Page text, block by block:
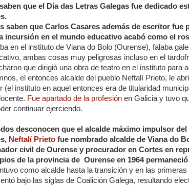
que el Día das Letras Galegas fue dedicado
saben que Carlos Casares además de escritor fue
incursión en el mundo educativo acabó como el
en el instituto de Viana do Bolo (Ourense), falaba
ambas cosas muy peligrosas incluso en el
que dirigió una obra de teatro en el instituto para
el entonces alcalde del pueblo Neftalí Prieto, le
(el instituto en aquel entonces era de titularidad
Fue apartado de la profesión en Galicia y tuvo
continuar ejerciendo.
desconocen que el alcalde máximo impulsor
Neftalí Prieto fue nombrado alcalde de Viana do
civil de Ourense y procurador en Cortes en
de la provincia de Ourense en 1964
como alcalde hasta la transición y en las
bajo las siglas de Coalición Galega, resultando